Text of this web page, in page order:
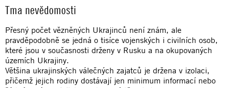
Tma nevědomosti
Přesný počet vězněných Ukrajinců není znám, ale
pravděpodobně se jedná o tisíce vojenských i civilních osob,
které jsou v současnosti drženy v Rusku a na okupovaných
územích Ukrajiny.
Většina ukrajinských válečných zajatců je držena v izolaci,
přičemž jejich rodiny dostávají jen minimum informací nebo